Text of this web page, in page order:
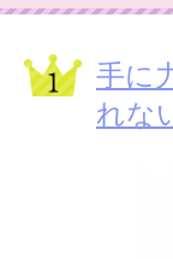
手に
れな